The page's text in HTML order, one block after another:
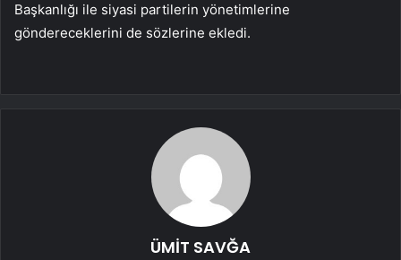
Başkanlığı ile siyasi partilerin yönetimlerine
göndereceklerini de sözlerine ekledi.
ÜMİT SAVĞA